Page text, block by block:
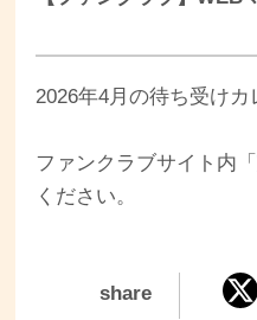
2026年4月の待ち受けカ
ファンクラブサイト内「
ください。
share